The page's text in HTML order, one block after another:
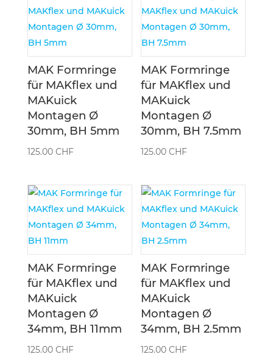
MAK Formringe
für MAKflex und
MAKuick
Montagen Ø
30mm, BH 5mm
125.00 CHF
MAK Formringe
für MAKflex und
MAKuick
Montagen Ø
30mm, BH 7.5mm
125.00CHF
MAK Formringe
für MAKflex und
MAKuick
Montagen Ø
34mm, BH 11mm
125.00 CHF
MAK Formringe
für MAKflex und
MAKuick
Montagen Ø
34mm, BH 2.5mm
125.00CHF